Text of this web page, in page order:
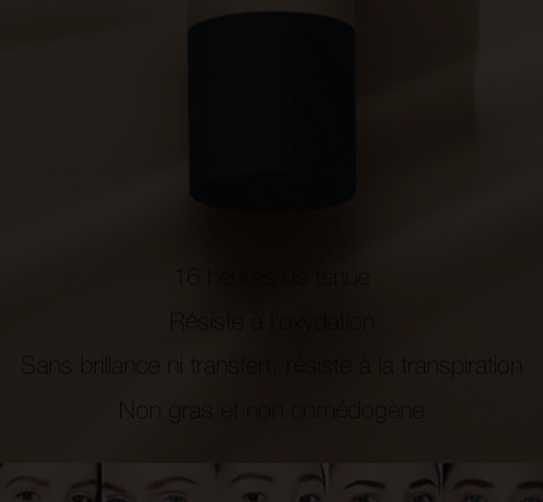
Sans brillance ni transfert, résiste à la transpiration
Non gras et non comédogène